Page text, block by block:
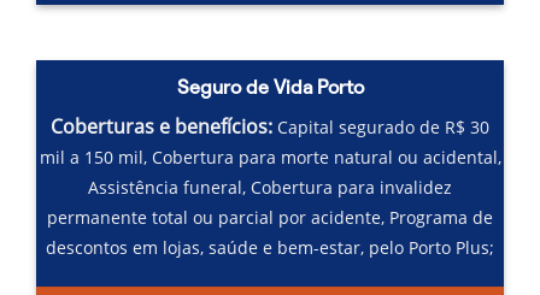
Seguro de Vida Porto
Coberturas e benefícios: Capital segurado de R$ 30
mil a 150 mil, Cobertura para morte natural ou acidental,
Assistência funeral,Cobertura para invalidez
permanente total ou parcial por acidente, Programa de
descontos em lojas, saúde e bem-estar, pelo Porto Plus;